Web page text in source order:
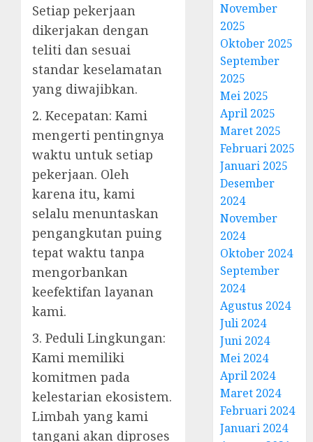
Setiap pekerjaan
dikerjakan dengan
teliti dan sesuai
standar keselamatan
yang diwajibkan.
2. Kecepatan: Kami
mengerti pentingnya
waktu untuk setiap
pekerjaan. Oleh
karena itu, kami
selalu menuntaskan
pengangkutan puing
tepat waktu tanpa
mengorbankan
keefektifan layanan
kami.
3. Peduli Lingkungan:
Kami memiliki
komitmen pada
kelestarian ekosistem.
Limbah yang kami
tangani akan diproses
November
2025
Oktober 2025
September
2025
Mei 2025
April 2025
Maret 2025
Februari 2025
Januari 2025
Desember
2024
November
2024
Oktober 2024
September
2024
Agustus 2024
Juli 2024
Juni 2024
Mei 2024
April 2024
Maret 2024
Februari 2024
Januari 2024